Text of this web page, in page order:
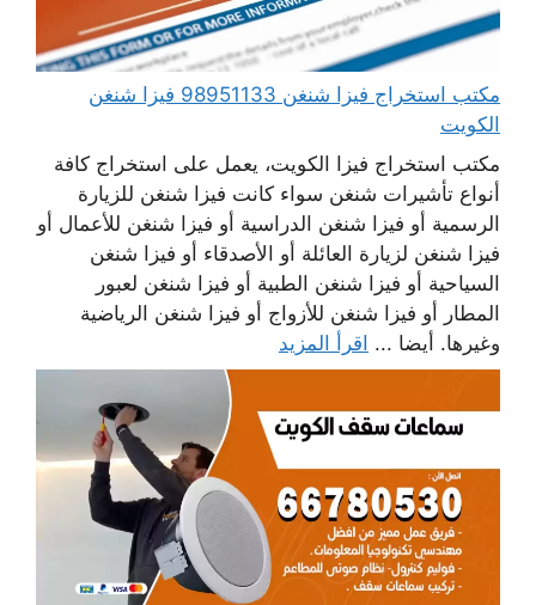
مكتب استخراج فيزا شنغن 98951133 فيزا شنغن
الكويت
مكتب استخراج فيزا الكويت، يعمل على استخراج كافة
أنواع تأشيرات شنغن سواء كانت فيزا شنغن للزيارة
الرسمية أو فيزا شنغن الدراسية أو فيزا شنغن للأعمال أو
فيزا شنغن لزيارة العائلة أو الأصدقاء أو فيزا شنغن
السياحية أو فيزا شنغن الطبية أو فيزا شنغن لعبور
المطار أو فيزا شنغن للأزواج أو فيزا شنغن الرياضية
وغيرها. أيضا ... اقرأ المزيد